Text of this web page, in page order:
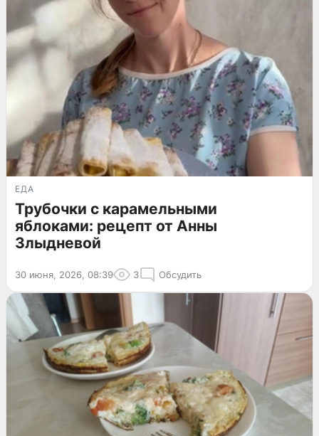
ЕДА
Трубочки с карамельными
яблоками: рецепт от Анны
Злыдневой
30 июня, 2026, 08:39 3 Обсудить